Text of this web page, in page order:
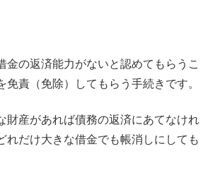
金の返済能力がないと認めてもらうこ
免責（免除）してもらう手続きです。
財産があれば債務の返済にあてなけれ
れだけ大きな借金でも帳消しにしても